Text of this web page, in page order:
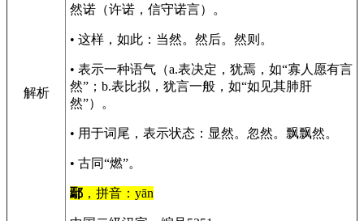
解析
然诺（许诺，信守诺言）。
• 这样，如此：当然。然后。然则。
• 表示一种语气（a.表决定，犹焉，如“寡人愿有言
然”；b.表比拟，犹言一般，如“如见其肺肝
然”）。
• 用于词尾，表示状态：显然。忽然。飘飘然。
• 古同“燃”。
鄢 ，拼音：yān